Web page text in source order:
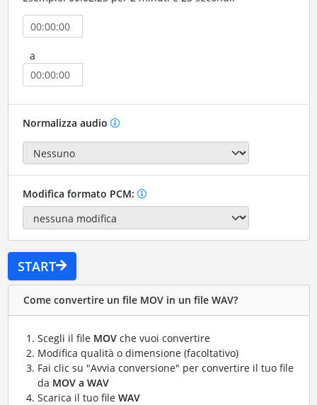
a
Normalizza audio
Modifica formato PCM:
START
Come convertire un file MOV in un file WAV?
Scegli il file MOVche vuoi convertire
Modifica qualità o dimensione (facoltativo)
Fai clic su "Avvia conversione" per convertire il tuo file
da MOV a WAV
Scarica il tuo file WAV